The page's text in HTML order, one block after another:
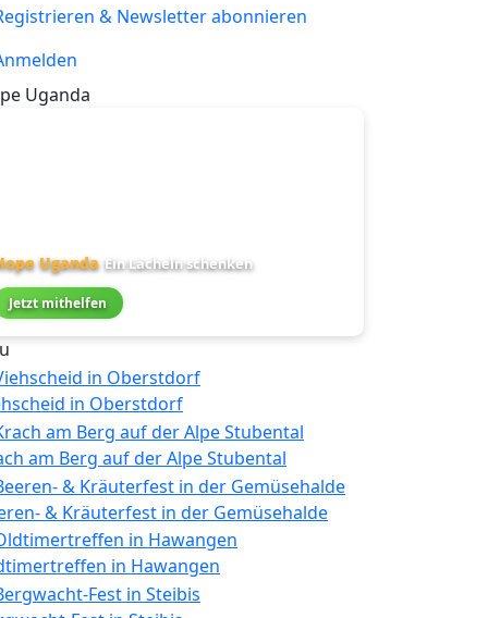
& Newsletter abonnieren
Uganda
Uganda Ein Lächeln schenken
Jetzt mithelfen
in Oberstdorf
am Berg auf der Alpe Stubental
& Kräuterfest in der Gemüsehalde
in Hawangen